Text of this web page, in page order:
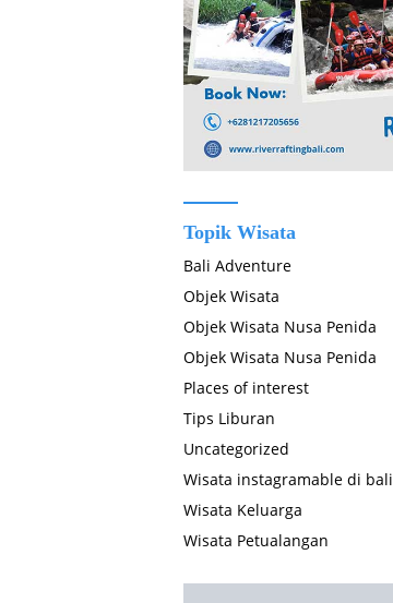
Topik Wisata
Bali Adventure
Objek Wisata
Objek Wisata Nusa Penida
Objek Wisata Nusa Penida
Places of interest
Tips Liburan
Uncategorized
Wisata instagramable di bali
Wisata Keluarga
Wisata Petualangan